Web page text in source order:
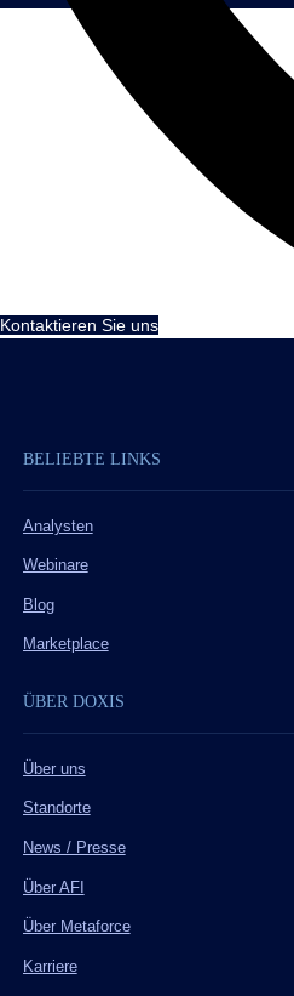
Kontaktieren Sie uns
BELIEBTE LINKS
Analysten
Webinare
Blog
Marketplace
ÜBER DOXIS
Über uns
Standorte
News / Presse
Über AFI
Über Metaforce
Karriere